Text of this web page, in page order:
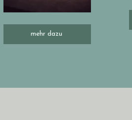
mehr dazu